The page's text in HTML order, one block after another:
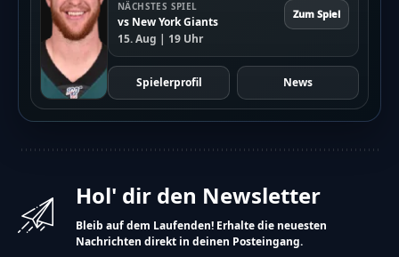
NÄCHSTES SPIEL
vs New York Giants
15. Aug | 19 Uhr
Zum Spiel
Spielerprofil News
Hol' dir den Newsletter
Bleib auf dem Laufenden! Erhalte die neuesten
Nachrichten direkt in deinen Posteingang.